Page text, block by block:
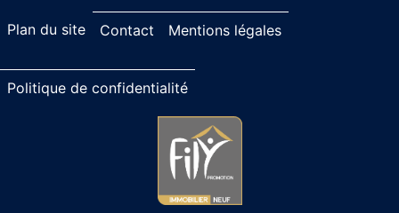
Plan du site Contact Mentions légales
Politique de confidentialité